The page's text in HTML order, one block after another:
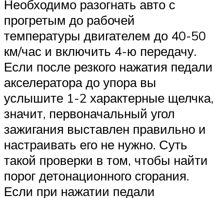
Необходимо разогнать авто с
прогретым до рабочей
температуры двигателем до 40-50
км/час и включить 4-ю передачу.
Если после резкого нажатия педали
акселератора до упора вы
услышите 1-2 характерные щелчка,
значит, первоначальный угол
зажигания выставлен правильно и
настраивать его не нужно. Суть
такой проверки в том, чтобы найти
порог детонационного сгорания.
Если при нажатии педали